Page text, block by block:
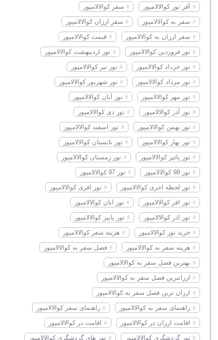
12 12 1398 دیدنی های شهر پراک در مالزی
12 12 1398 قوانینی که قبل از سفر به مالزی باید بدانید!
آفر تور کوالالامپور سفر کوالالامپور
سفر به کوالالامپور سفر ارزان کوالالامپور
سفر ارزان به کوالالامپور قیمت کوالالامپور
تور فروردین کوالالامپور تور اردیبهشت کوالالامپور
تور خرداد کوالالامپور تور تیر کوالالامپور
تور مرداد کوالالامپور تور شهریور کوالالامپور
تور مهر کوالالامپور تور آبان کوالالامپور
تور آذر کوالالامپور تور دی کوالالامپور
تور بهمن کوالالامپور تور اسفند کوالالامپور
تور بهار کوالالامپور تور تابستان کوالالامپور
تور پائیز کوالالامپور تور زمستان کوالالامپور
تور 98 کوالالامپور تور 97 کوالالامپور
تور لحظه اخری کوالالامپور تور افری کوالالامپور
تور افر کوالالامپور تور ابان کوالالامپور
تور اذر کوالالامپور تور پاییز کوالالامپور
خرید تور کوالالامپور هزینه سفر کوالالامپور
هزینه سفر به کوالالامپور فصل سفر به کوالالامپور
بهترین فصل سفر به کوالالامپور
ارزانترین فصل سفر به کوالالامپور
ارزان ترین فصل سفر به کوالالامپور
راهنمای سفر به کوالالامپور راهنمای سفر کوالالامپور
اقامت ارزان در کوالالامپور اقامت در کوالالامپور
تور گردشگری کوالالامپور تور های گردشگری کوالالامپور